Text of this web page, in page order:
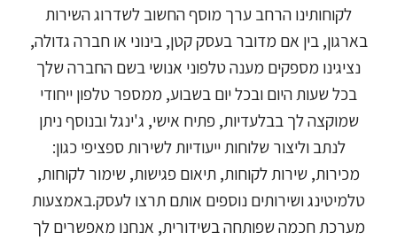
לקוחותינו הרחב ערך מוסף החשוב לשדרוג השירות
בארגון, בין אם מדובר בעסק קטן, בינוני או חברה גדולה,
נציגינו מספקים מענה טלפוני אנושי בשם החברה שלך
בכל שעות היום ובכל יום בשבוע, ממספר טלפון ייחודי
שמוקצה לך בבלעדיות, פתיח אישי, ג'ינגל ובנוסף ניתן
לנתב וליצור שלוחות ייעודיות לשירות ספציפי כגון:
מכירות, שירות לקוחות, תיאום פגישות, שימור לקוחות,
טלמיטינג ושירותים נוספים אותם תרצו לעסק.באמצעות
מערכת חכמה שפותחה בשידורית, אנחנו מאפשרים לך